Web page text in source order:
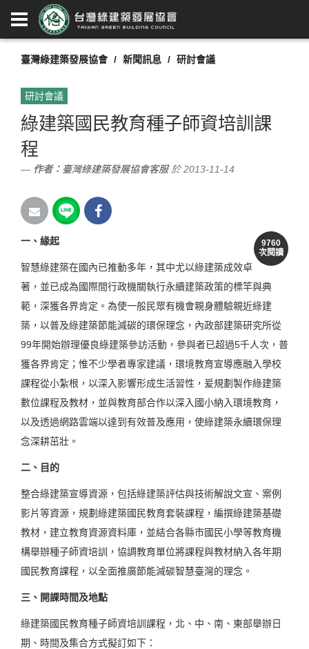
臺灣綠建築發展協會 新聞訊息 研討會議
研討會議
綠建築國民教育種子師資培訓課
程
作者： 臺灣綠建築發展協會客服於 2013-11-14
9760
次閱讀
一、緣起
智慧綠建築在國內已推動多年，其中尤以綠建築成效卓
著，並已成為國際間行政機關執行永續建築政策的標竿與典
範，深獲各界肯定。為使一般民眾有機會親身體驗親近綠建
築，以普及綠建築節能減碳的環保理念，內政部建築研究所從
99年開始辦理優良綠建築參訪活動，參與者已超過5千人次，普
獲各界肯定；惟不少學者專家建議，環境教育宣導應融入學校
課程從小紮根，以深入影響形成生活習性，爰規劃製作綠建築
數位課程及教材，並與教育部合作以深入國小納入環境教育，
以及透過網路雲端以達到有效普及應用，使綠建築永續環保理
念深耕茁壯。
二、目的
整合綠建築宣導資源，包括綠建築評估與技術解說文宣、案例
影片等資源，規劃綠建築國民教育套裝課程，編撰綠建築基礎
教材，建立教育資源資料庫，並結合各縣市國民小學等教育機
構舉辦種子師資培訓，協調教育單位將課程與教材納入各年期
國民教育課程，以全面推廣節能減碳智慧臺灣的理念。
三、開課時間及地點
綠建築國民教育種子師資培訓課程，北、中、南、東部舉辦日
期、時間及集合方式擬訂如下：